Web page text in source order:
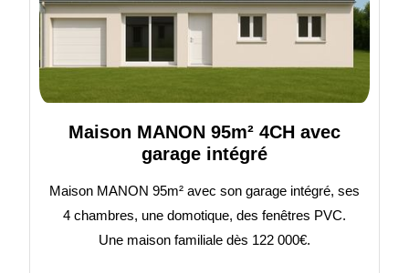
Maison MANON 95m² 4CH avec
garage intégré
Maison MANON 95m² avec son garage intégré, ses
4 chambres, une domotique, des fenêtres PVC.
Une maison familiale dès 122 000€.